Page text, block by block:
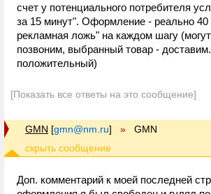
счет у потенциального потребителя
за 15 минут". Оформление - реально 40
рекламная ложь" на каждом шагу
позвоним, выбранный товар -
положительный)
[Показать все ответы на это сообщение]
GMN [gmn@nm.ru] » GMN
Доп. комментарий к моей последней